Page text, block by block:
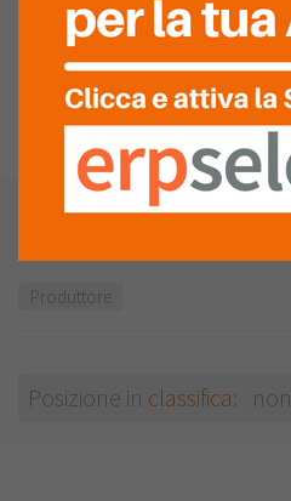
ASSISTENZA
LISTA
SVG snc
Produttore
Posizione in classifica: non